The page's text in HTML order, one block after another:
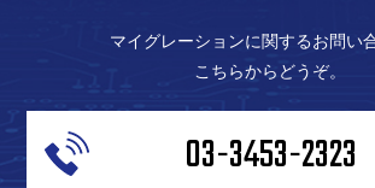
マイグレーションに関するお問い
こちらからどうぞ。
03-3453-2323